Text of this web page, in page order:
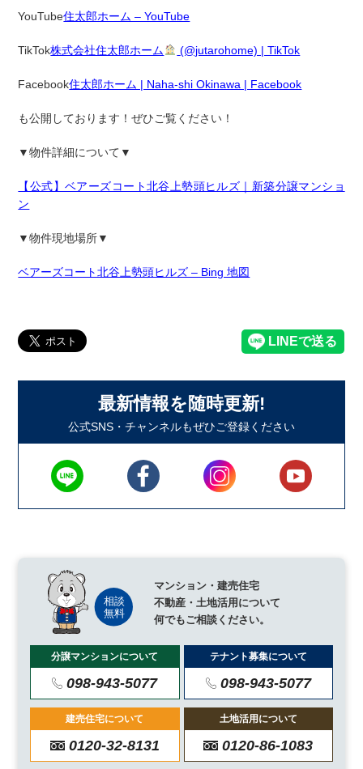
YouTube住太郎ホーム – YouTube
TikTok株式会社住太郎ホーム (@jutarohome) | TikTok
Facebook住太郎ホーム | Naha-shi Okinawa | Facebook
も公開しております！ぜひご覧ください！
▼物件詳細について▼
【公式】ベアーズコート北谷上勢頭ヒルズ｜新築分譲マンショ
ン
▼物件現地場所▼
ベアーズコート北谷上勢頭ヒルズ – Bing 地図
最新情報を随時更新!
公式SNS・チャンネルもぜひご登録ください
マンション・建売住宅
不動産・土地活用について
何でもご相談ください。
分譲マンションについて
098-943-5077
テナント募集について
098-943-5077
建売住宅について
0120-32-8131
土地活用について
0120-86-1083